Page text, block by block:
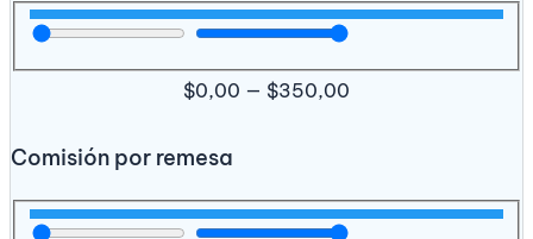
$0,00 — $350,00
Comisión por remesa